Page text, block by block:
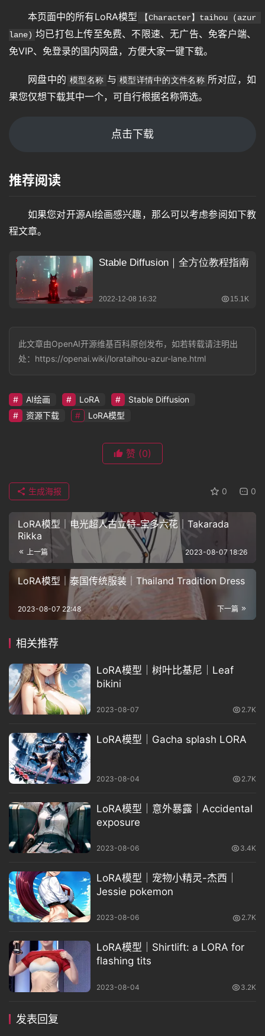
本页面中的所有LoRA模型
【Character】taihou (azur
lane) 均已打包上传至免费、不限速、无广告、免客户端、
免VIP、免登录的国内网盘，方便大家一键下载。
网盘中的 模型名称 与 模型详情中的文件名称 所对应，如
果您仅想下载其中一个，可自行根据名称筛选。
点击下载
推荐阅读
如果您对开源AI绘画感兴趣，那么可以考虑参阅如下教
程文章。
此文章由OpenAI开源维基百科原创发布，如若转载请注明出
处：https://openai.wiki/lorataihou-azur-lane.html
AI绘画 LoRA
Stable Diffusion
资源下载
LoRA模型
赞 (0)
0 0
生成海报
LoRA模型｜电光超人古立特-宝多六花｜Takarada
Rikka
上一篇 2023-08-07 18:26
LoRA模型｜泰国传统服装｜Thailand Tradition Dress
下一篇
2023-08-07 22:48
相关推荐
LoRA模型｜树叶比基尼｜Leaf
bikini
2023-08-07 2.7K
LoRA模型｜Gacha splash LORA
2023-08-04 2.7K
LoRA模型｜意外暴露｜Accidental
exposure
2023-08-06 3.4K
LoRA模型｜宠物小精灵-杰西｜
Jessie pokemon
2023-08-06 2.7K
LoRA模型｜Shirtlift: a LORA for
flashing tits
2023-08-04 3.2K
发表回复